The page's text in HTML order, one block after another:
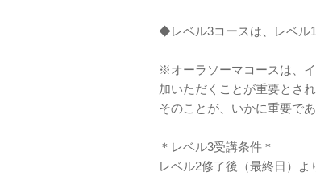
◆レベル3コースは、レベル
※オーラソーマコースは、
加いただくことが重要とされ
そのことが、いかに重要で
＊レベル3受講条件＊
レベル2修了後（最終日）よ